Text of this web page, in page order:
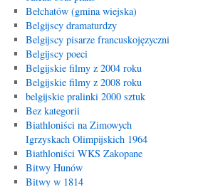
Bełchatów (gmina wiejska)
Belgijscy dramaturdzy
Belgijscy pisarze francuskojęzyczni
Belgijscy poeci
Belgijskie filmy z 2004 roku
Belgijskie filmy z 2008 roku
belgijskie pralinki 2000 sztuk
Bez kategorii
Biathloniści na Zimowych
Igrzyskach Olimpijskich 1964
Biathloniści WKS Zakopane
Bitwy Hunów
Bitwy w 1814